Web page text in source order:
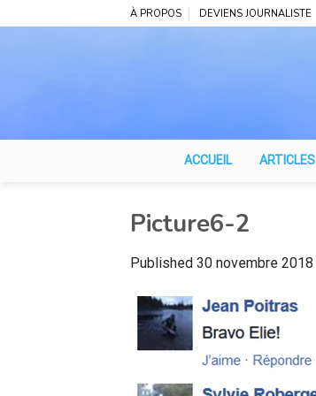
to
À PROPOS DEVIENS JOURNALISTE
ACCUEIL ARTICLES
Picture6-2
Published 30 novembre 2018